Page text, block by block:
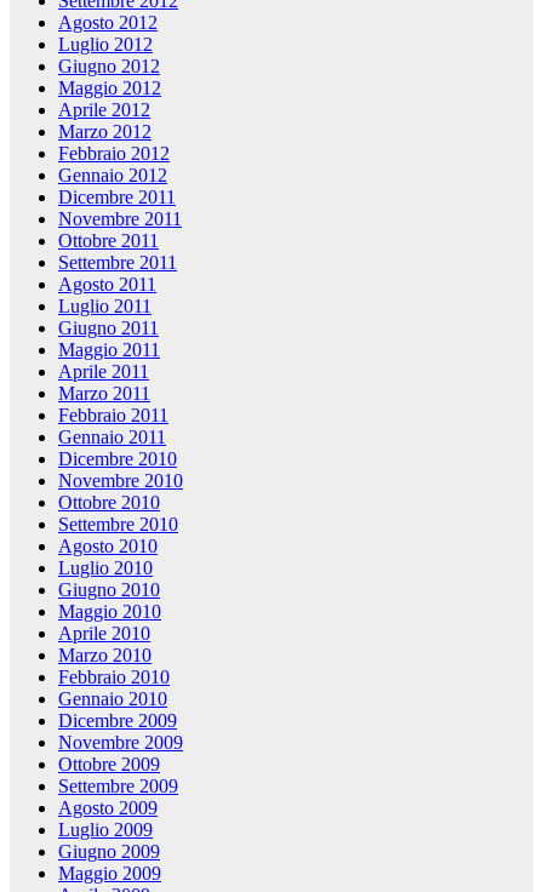
Agosto 2012
Luglio 2012
Giugno 2012
Maggio 2012
Aprile 2012
Marzo 2012
Febbraio 2012
Gennaio 2012
Dicembre 2011
Novembre 2011
Ottobre 2011
Settembre 2011
Agosto 2011
Luglio 2011
Giugno 2011
Maggio 2011
Aprile 2011
Marzo 2011
Febbraio 2011
Gennaio 2011
Dicembre 2010
Novembre 2010
Ottobre 2010
Settembre 2010
Agosto 2010
Luglio 2010
Giugno 2010
Maggio 2010
Aprile 2010
Marzo 2010
Febbraio 2010
Gennaio 2010
Dicembre 2009
Novembre 2009
Ottobre 2009
Settembre 2009
Agosto 2009
Luglio 2009
Giugno 2009
Maggio 2009